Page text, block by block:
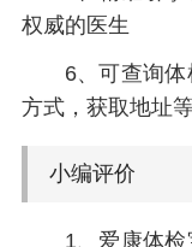
权威的医生
6、可查询
方式，获取地址
小编评价
1、爱康体